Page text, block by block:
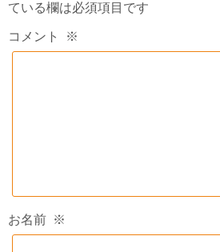
ている欄は必須項目です
コメント ※
お名前 ※